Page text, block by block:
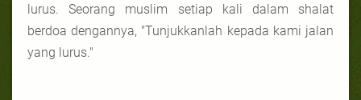
lurus. Seorang muslim setiap kali dalam shalat
berdoa dengannya, "Tunjukkanlah kepada kami jalan
yang lurus."